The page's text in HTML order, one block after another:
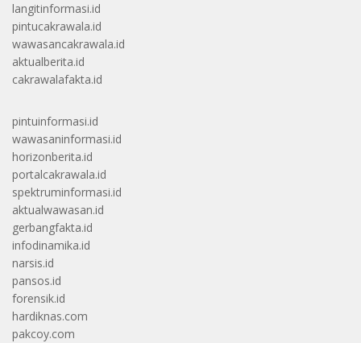
langitinformasi.id
pintucakrawala.id
wawasancakrawala.id
aktualberita.id
cakrawalafakta.id
pintuinformasi.id
wawasaninformasi.id
horizonberita.id
portalcakrawala.id
spektruminformasi.id
aktualwawasan.id
gerbangfakta.id
infodinamika.id
narsis.id
pansos.id
forensik.id
hardiknas.com
pakcoy.com